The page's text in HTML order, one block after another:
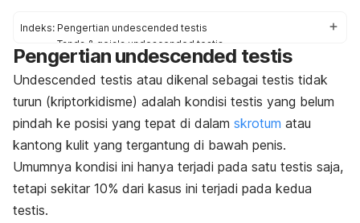
Indeks: Pengertian undescended testis
Tanda & gejala undescended testis
Penyebab undescended testis
Faktor risiko undescended testis
Pengobatan untuk bantu atasi undescended testis
Pengertian undescended testis
Undescended testis atau dikenal sebagai testis tidak
turun (kriptorkidisme) adalah kondisi testis yang belum
pindah ke posisi yang tepat di dalam skrotum atau
kantong kulit yang tergantung di bawah penis.
Umumnya kondisi ini hanya terjadi pada satu testis saja,
tetapi sekitar 10% dari kasus ini terjadi pada kedua
testis.